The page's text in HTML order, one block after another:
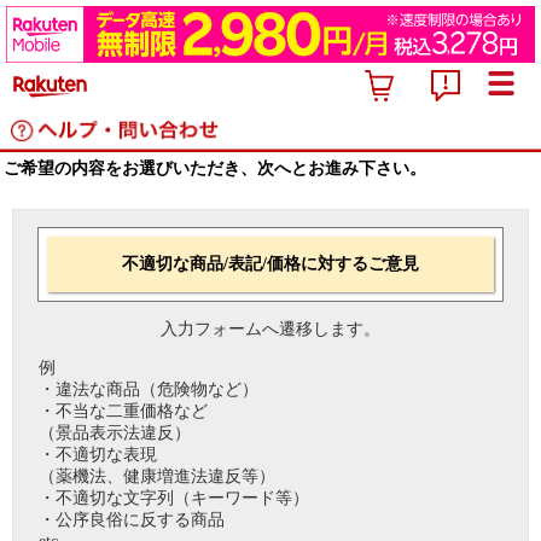
ご希望の内容をお選びいただき、次へとお進み下さい。
不適切な商品/表記/価格に対するご意見
入力フォームへ遷移します。
例
・違法な商品（危険物など）
・不当な二重価格など
（景品表示法違反）
・不適切な表現
（薬機法、健康増進法違反等）
・不適切な文字列（キーワード等）
・公序良俗に反する商品